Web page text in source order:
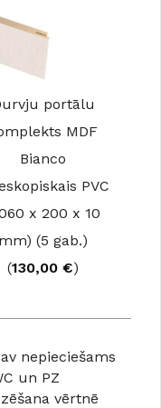
portālu
MDF
Bianco
PVC
x 200 x 10
mm) (5 gab.)
(130,00 €)
nepieciešams
un PZ
vērtnē